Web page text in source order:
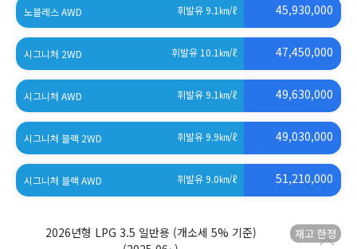
노블레스 AWD 휘발유 9.1 ㎞/ℓ 45,930,000
시그니처 2WD 휘발유 10.1 ㎞/ℓ 47,450,000
시그니처 AWD 휘발유 9.1 ㎞/ℓ 49,630,000
시그니처 블랙 2WD 휘발유 9.9㎞/ℓ 49,030,000
시그니처 블랙 AWD 휘발유 9.0㎞/ℓ 51,210,000
2026년형 LPG 3.5 일반용 (개소세 5% 기준)